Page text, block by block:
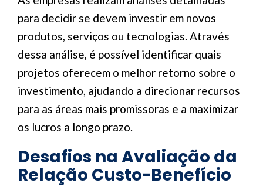
para decidir se devem investir em novos
produtos, serviços ou tecnologias. Através
dessa análise, é possível identificar quais
projetos oferecem o melhor retorno sobre o
investimento, ajudando a direcionar recursos
para as áreas mais promissoras e a maximizar
os lucros a longo prazo.
Desafios na Avaliação da
Relação Custo-Benefício